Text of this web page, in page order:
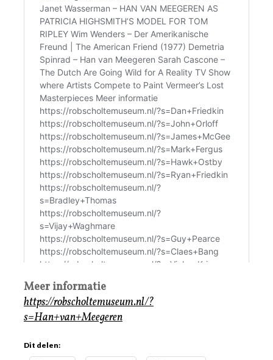
Meer informatie
https://robscholtemuseum.nl/?
s=Han+van+Meegeren
Dit delen: